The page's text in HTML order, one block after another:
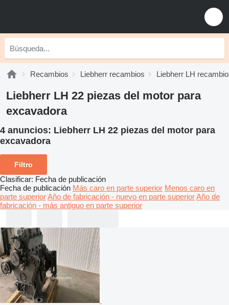
Recambios Liebherr recambios Liebherr LH
Liebherr LH 22 piezas del motor para
excavadora
4 anuncios: Liebherr LH 22 piezas del motor para
excavadora
Filtro
Clasificar: Fecha de publicación
Fecha de publicación Más caro en parte superior Menos caro en
parte superiorAño de fabricación - nuevo en parte superiorAño de
fabricación - más antiguo en parte superior